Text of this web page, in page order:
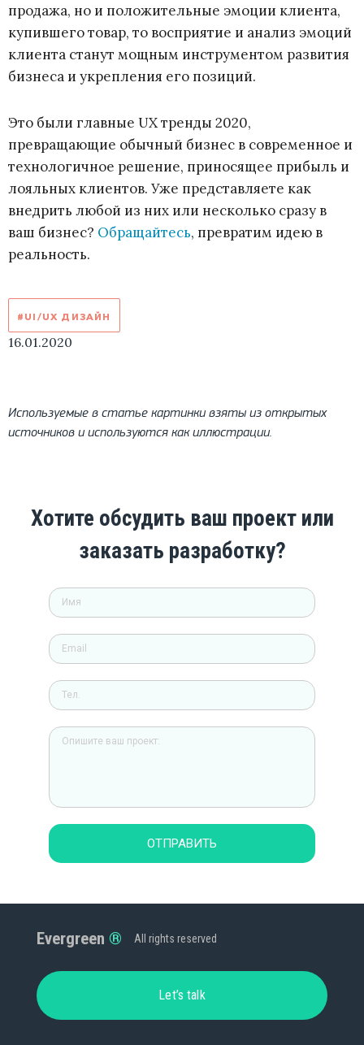
продажа, но и положительные эмоции клиента,
купившего товар, то восприятие и анализ эмоций
клиента станут мощным инструментом развития
бизнеса и укрепления его позиций.
Это были главные UX тренды 2020,
превращающие обычный бизнес в современное и
технологичное решение, приносящее прибыль и
лояльных клиентов. Уже представляете как
внедрить любой из них или несколько сразу в
ваш бизнес? Обращайтесь, превратим идею в
реальность.
#UI/UX ДИЗАЙН
16.01.2020
Используемые в статье картинки взяты из открытых
источников и используются как иллюстрации.
Хотите обсудить ваш проект или
заказать разработку?
ОТПРАВИТЬ
Evergreen All rights reserved
Let’s talk